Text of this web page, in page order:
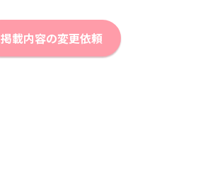
掲載内容の変更依頼